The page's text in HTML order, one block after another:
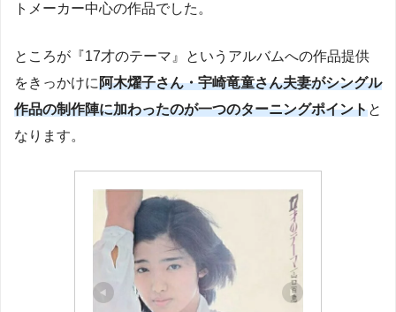
トメーカー中心の作品でした。
ところが『17才のテーマ』というアルバムへの作品提供
をきっかけに阿木燿子さん・宇崎竜童さん夫妻がシングル
作品の制作陣に加わったのが一つのターニングポイントと
なります。